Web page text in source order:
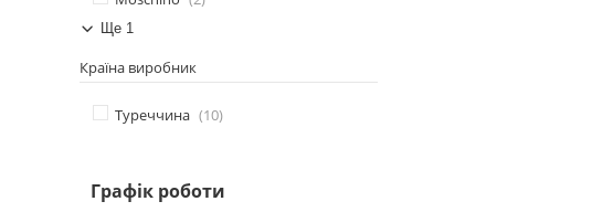
Ще 1
Країна виробник
Туреччина 10
Графік роботи